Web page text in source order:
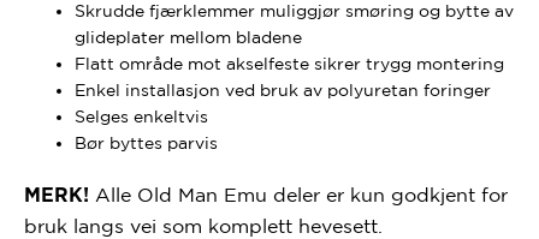
Skrudde fjærklemmer muliggjør smøring og bytte av
glideplater mellom bladene
Flatt område mot akselfeste sikrer trygg montering
Enkel installasjon ved bruk av polyuretan foringer
Selges enkeltvis
Bør byttes parvis
MERK! Alle Old Man Emu deler er kun godkjent for
bruk langs vei som komplett hevesett.